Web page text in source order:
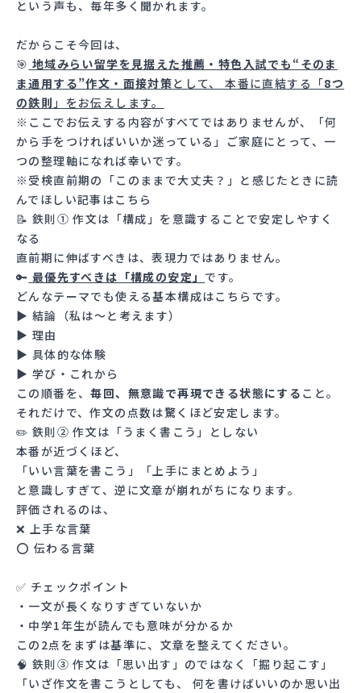
という声も、毎年多く聞かれます。
だからこそ今回は、
🎯 地域みらい留学を見据えた推薦・特色入試でも“そのま
ま通用する”作文・面接対策として、 本番に直結する「8つ
の鉄則 」をお伝えします。
※ここでお伝えする内容がすべてではありませんが、「何
から手をつければいいか迷っている」ご家庭にとって、一
つの整理軸になれば幸いです。
※受検直前期の「このままで大丈夫？」と感じたときに読
んでほしい記事はこちら
📝 鉄則① 作文は「構成」を意識することで安定しやすく
なる
直前期に伸ばすべきは、表現力ではありません。
🔑 最優先すべきは「構成の安定」 です。
どんなテーマでも使える基本構成はこちらです。
▶ 結論（私は〜と考えます）
▶ 理由
▶ 具体的な体験
▶ 学び・これから
この順番を、毎回、無意識で再現できる状態にする こと。
それだけで、作文の点数は驚くほど安定します。
✏️ 鉄則② 作文は「うまく書こう」としない
本番が近づくほど、
「いい言葉を書こう」「上手にまとめよう」
と意識しすぎて、逆に文章が崩れがちになります。
評価されるのは、
❌ 上手な言葉
⭕ 伝わる言葉
✅ チェックポイント
・一文が長くなりすぎていないか
・中学1年生が読んでも意味が分かるか
この2点をまずは基準に、文章を整えてください。
🧠 鉄則③ 作文は「思い出す」のではなく「掘り起こす」
「いざ作文を書こうとしても、 何を書けばいいのか思い出